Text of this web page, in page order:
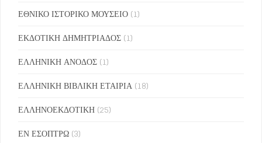
ΕΘΝΙΚΟ ΙΣΤΟΡΙΚΟ ΜΟΥΣΕΙΟ (1)
ΕΚΔΟΤΙΚΗ ΔΗΜΗΤΡΙΑΔΟΣ (1)
ΕΛΛΗΝΙΚΗ ΑΝΟΔΟΣ (1)
ΕΛΛΗΝΙΚΗ ΒΙΒΛΙΚΗ ΕΤΑΙΡΙΑ (18)
ΕΛΛΗΝΟΕΚΔΟΤΙΚΗ (25)
ΕΝ ΕΣΟΠΤΡΩ (3)